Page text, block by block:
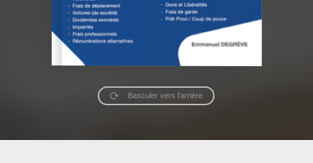
Basculer vers l’arrière